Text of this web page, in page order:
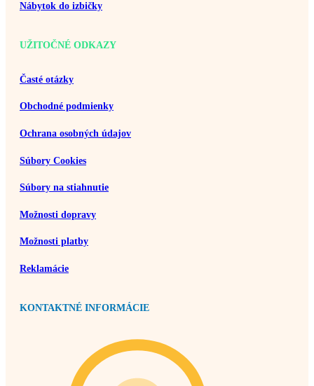
Nábytok do izbičky
UŽITOČNÉ ODKAZY
Časté otázky
Obchodné podmienky
Ochrana osobných údajov
Súbory Cookies
Súbory na stiahnutie
Možnosti dopravy
Možnosti platby
Reklamácie
KONTAKTNÉ INFORMÁCIE